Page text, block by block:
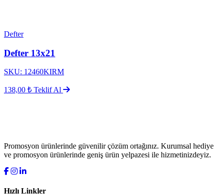
Defter
Defter 13x21
SKU: 12460KIRM
138,00 ₺ Teklif Al
Promosyon ürünlerinde güvenilir çözüm ortağınız. Kurumsal hediye
ve promosyon ürünlerinde geniş ürün yelpazesi ile hizmetinizdeyiz.
Hızlı Linkler